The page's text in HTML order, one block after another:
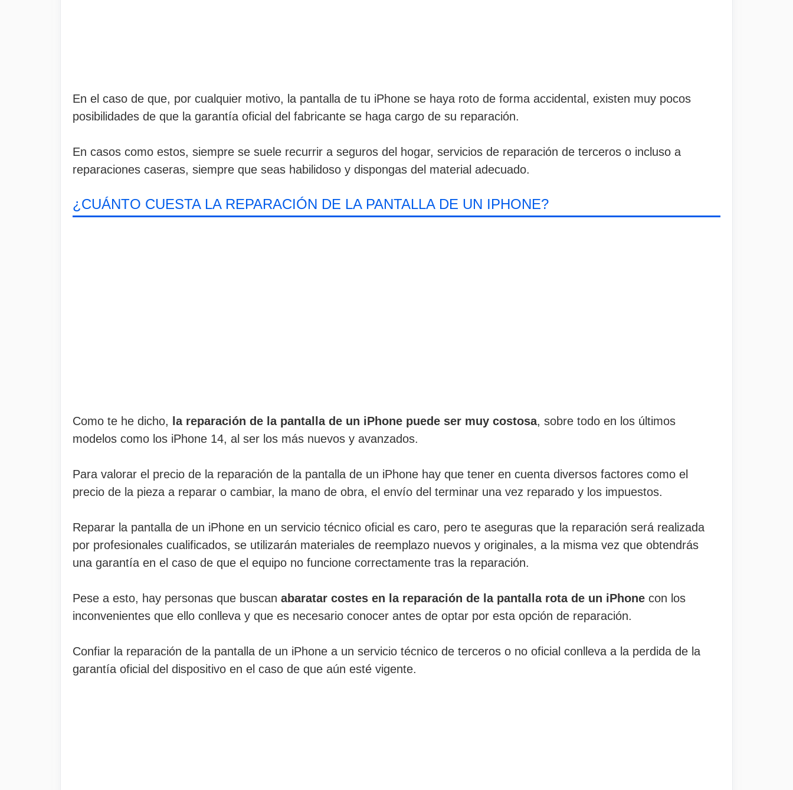
En el caso de que, por cualquier motivo, la pantalla de tu iPhone se haya roto de forma accidental, existen muy pocos
posibilidades de que la garantía oficial del fabricante se haga cargo de su reparación.
En casos como estos, siempre se suele recurrir a seguros del hogar, servicios de reparación de terceros o incluso a
reparaciones caseras, siempre que seas habilidoso y dispongas del material adecuado.
¿CUÁNTO CUESTA LA REPARACIÓN DE LA PANTALLA DE UN IPHONE?
Como te he dicho, la reparación de la pantalla de un iPhone puede ser muy costosa, sobre todo en los últimos
modelos como los iPhone 14, al ser los más nuevos y avanzados.
Para valorar el precio de la reparación de la pantalla de un iPhone hay que tener en cuenta diversos factores como el
precio de la pieza a reparar o cambiar, la mano de obra, el envío del terminar una vez reparado y los impuestos.
Reparar la pantalla de un iPhone en un servicio técnico oficial es caro, pero te aseguras que la reparación será realizada
por profesionales cualificados, se utilizarán materiales de reemplazo nuevos y originales, a la misma vez que obtendrás
una garantía en el caso de que el equipo no funcione correctamente tras la reparación.
Pese a esto, hay personas que buscan abaratar costes en la reparación de la pantalla rota de un iPhone con los
inconvenientes que ello conlleva y que es necesario conocer antes de optar por esta opción de reparación.
Confiar la reparación de la pantalla de un iPhone a un servicio técnico de terceros o no oficial conlleva a la perdida de la
garantía oficial del dispositivo en el caso de que aún esté vigente.